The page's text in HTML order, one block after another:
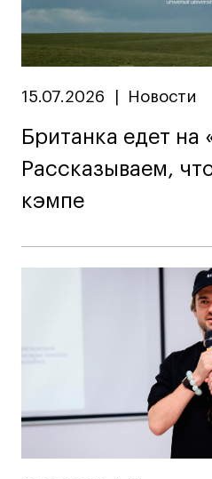
15.07.2026 Новости
Британка едет на
Рассказываем,
кэмпе